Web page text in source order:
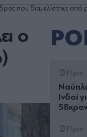
που διαμελίστηκε από
ο
Πριν
Ινδοί
Πριν